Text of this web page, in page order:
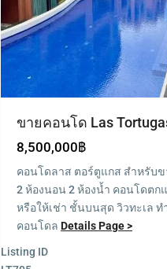
ขายคอนโด Las
8,500,000฿
คอนโดลาส ตอร์ตูแกส สำหรับข
2 ห้องนอน 2 ห้องน้ำ คอนโดตก
หรือให้เช่า ชั้นบนสุด วิวทะเล ท
คอนโดล Details Page >
Listing ID
Blue